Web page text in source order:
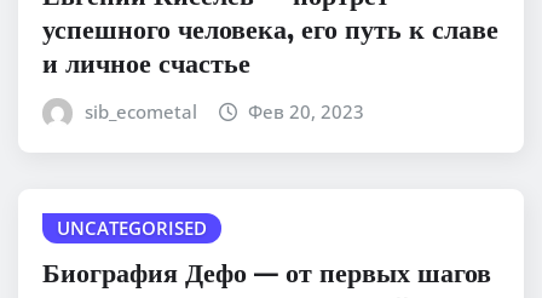
успешного человека, его путь к славе
и личное счастье
sib_ecometal Фев 20, 2023
UNCATEGORISED
Биография Дефо — от первых шагов